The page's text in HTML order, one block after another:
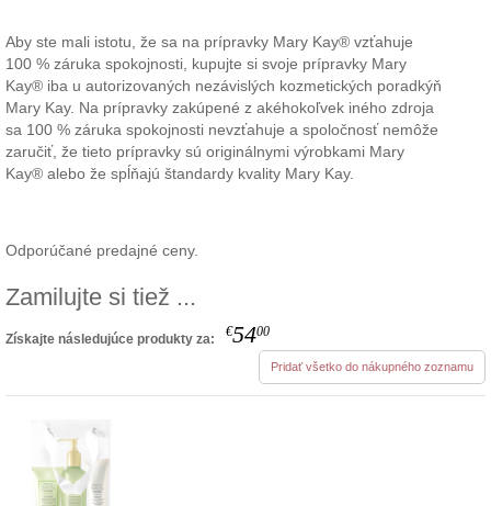
Aby ste mali istotu, že sa na prípravky Mary Kay® vzťahuje
100 % záruka spokojnosti, kupujte si svoje prípravky Mary
Kay® iba u autorizovaných nezávislých kozmetických poradkýň
Mary Kay. Na prípravky zakúpené z akéhokoľvek iného zdroja
sa 100 % záruka spokojnosti nevzťahuje a spoločnosť nemôže
zaručiť, že tieto prípravky sú originálnymi výrobkami Mary
Kay® alebo že spĺňajú štandardy kvality Mary Kay.
Odporúčané predajné ceny.
Zamilujte si tiež ...
Získajte následujúce produkty za: €5400
Pridať všetko do nákupného zoznamu